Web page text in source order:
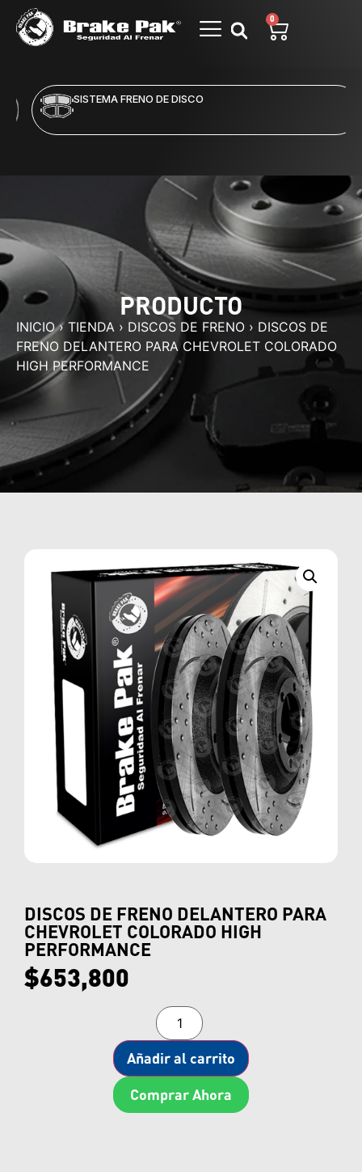
0
SISTEMA FRENO DE DISCO
PRODUCTO
INICIO› TIENDA › DISCOS DE FRENO › DISCOS DE
FRENO DELANTERO PARA CHEVROLET COLORADO
HIGH PERFORMANCE
DISCOS DE FRENO DELANTERO PARA
CHEVROLET COLORADO HIGH
PERFORMANCE
$653,800
Añadir al carrito
Comprar Ahora